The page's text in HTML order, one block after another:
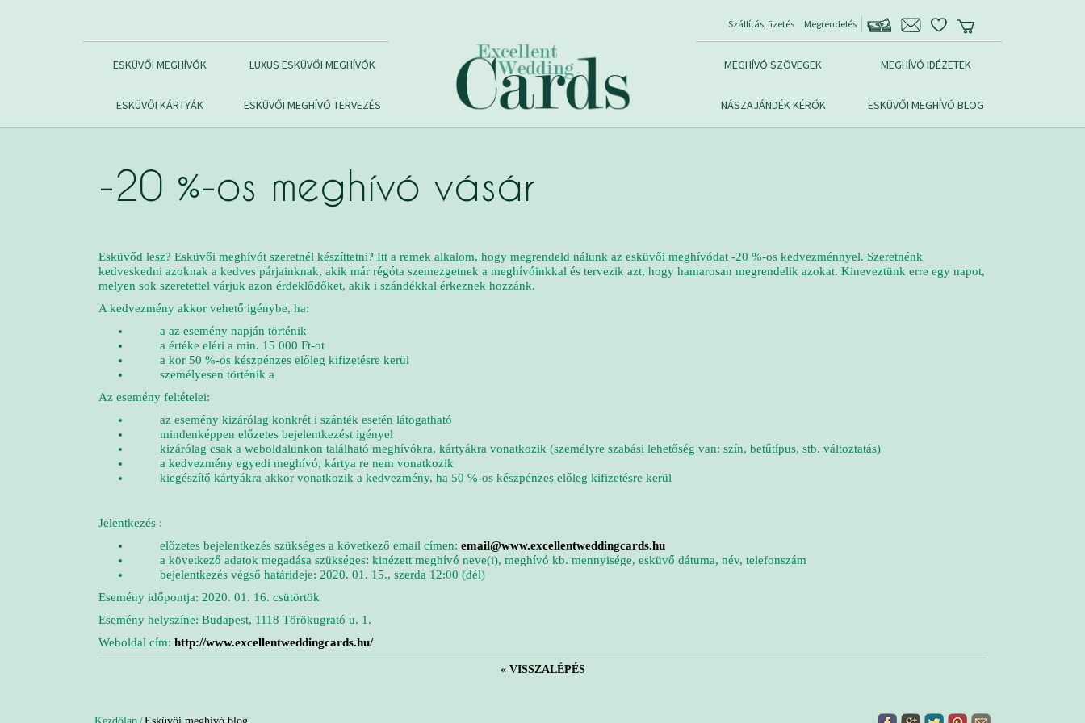
Szállítás, fizetés Megrendelés
ESKÜVŐI MEGHÍVÓK LUXUS ESKÜVŐI MEGHÍVÓK
ESKÜVŐI KÁRTYÁK ESKÜVŐI MEGHÍVÓ TERVEZÉS
MEGHÍVÓ SZÖVEGEK MEGHÍVÓ IDÉZETEK
NÁSZAJÁNDÉK KÉRŐK ESKÜVŐI MEGHÍVÓ BLOG
-20 %-os meghívó vásár
Esküvőd lesz? Esküvői meghívót szeretnél készíttetni? Itt a remek alkalom, hogy megrendeld nálunk az esküvői meghívódat -20 %-os kedvezménnyel. Szeretnénk
kedveskedni azoknak a kedves párjainknak, akik már régóta szemezgetnek a meghívóinkkal és tervezik azt, hogy hamarosan megrendelik azokat. Kineveztünk erre egy napot,
melyen sok szeretettel várjuk azon érdeklődőket, akik i szándékkal érkeznek hozzánk.
A kedvezmény akkor vehető igénybe, ha:
a az esemény napján történik
a értéke eléri a min. 15 000 Ft-ot
a kor 50 %-os készpénzes előleg kifizetésre kerül
személyesen történik a
Az esemény feltételei:
az esemény kizárólag konkrét i szánték esetén látogatható
mindenképpen előzetes bejelentkezést igényel
kizárólag csak a weboldalunkon található meghívókra, kártyákra vonatkozik (személyre szabási lehetőség van: szín, betűtípus, stb. változtatás)
a kedvezmény egyedi meghívó, kártya re nem vonatkozik
kiegészítő kártyákra akkor vonatkozik a kedvezmény, ha 50 %-os készpénzes előleg kifizetésre kerül
Jelentkezés :
előzetes bejelentkezés szükséges a következő email címen: email@www.excellentweddingcards.hu
a következő adatok megadása szükséges: kinézett meghívó neve(i), meghívó kb. mennyisége, esküvő dátuma, név, telefonszám
bejelentkezés végső határideje: 2020. 01. 15., szerda 12:00 (dél)
Esemény időpontja: 2020. 01. 16. csütörtök
Esemény helyszíne: Budapest, 1118 Törökugrató u. 1.
Weboldal cím: http://www.excellentweddingcards.hu/
« VISSZALÉPÉS